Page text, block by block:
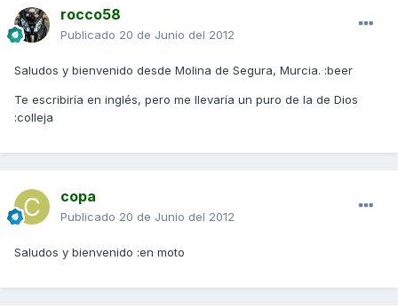
rocco58
Publicado 20 de Junio del 2012
Saludos y bienvenido desde Molina de Segura, Murcia. :beer
Te escribiría en inglés, pero me llevaría un puro de la de Dios
:colleja
copa
Publicado 20 de Junio del 2012
Saludos y bienvenido :en moto